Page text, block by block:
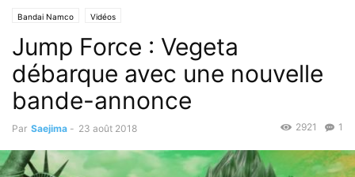
Bandai Namco Vidéos
Jump Force : Vegeta
débarque avec une nouvelle
bande-annonce
Par Saejima - 23 août 2018 1
2921